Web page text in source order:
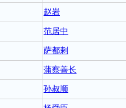
赵岩
范居中
萨都剌
蒲察善长
孙叔顺